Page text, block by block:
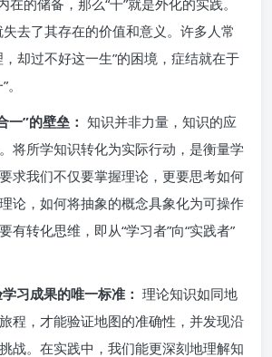
在的储备，那么“干”就是外化的实践。
失去了其存在的价值和意义。许多人常
却过不好这一生”的困境，症结就在于
一”的壁垒： 知识并非力量，知识的应
将所学知识转化为实际行动，是衡量学
求我们不仅要掌握理论，更要思考如何
论，如何将抽象的概念具象化为可操作
有转化思维，即从“学习者”向“实践者”
习成果的唯一标准： 理论知识如同地
程，才能验证地图的准确性，并发现沿
战。在实践中，我们能更深刻地理解知